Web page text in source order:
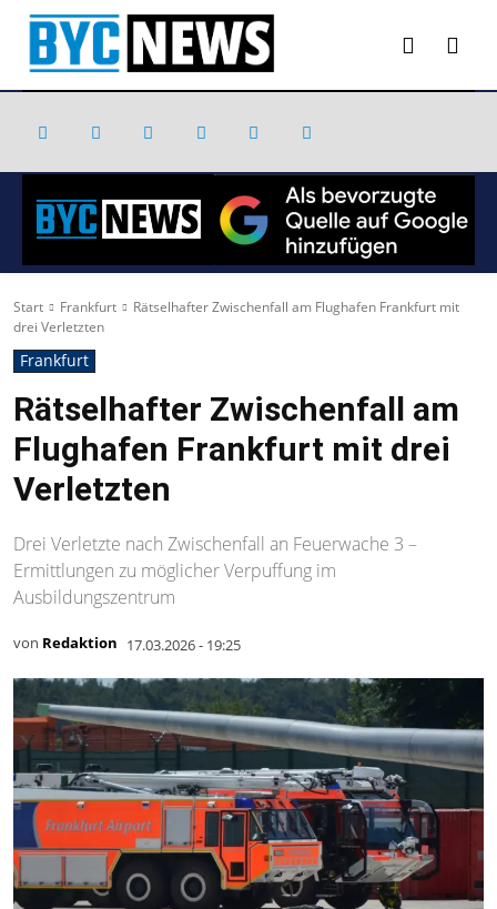
Start Frankfurt
Rätselhafter Zwischenfall am Flughafen Frankfurt mit
drei Verletzten
Frankfurt
Rätselhafter Zwischenfall am
Flughafen Frankfurt mit drei
Verletzten
Drei Verletzte nach Zwischenfall an Feuerwache 3 –
Ermittlungen zu möglicher Verpuffung im
Ausbildungszentrum
von Redaktion 17.03.2026 - 19:25